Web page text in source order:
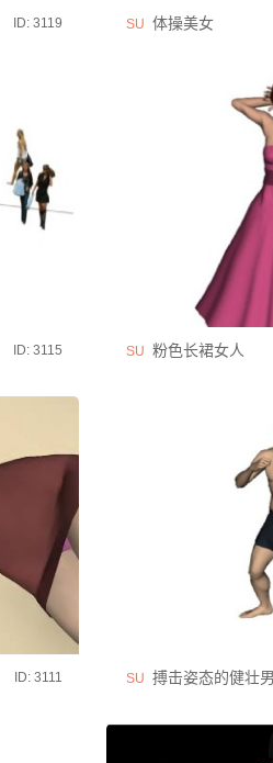
ID: 3119 SU 体操美女
ID: 3115 SU 粉色长裙女人
ID: 3111 SU 搏击姿态的健壮